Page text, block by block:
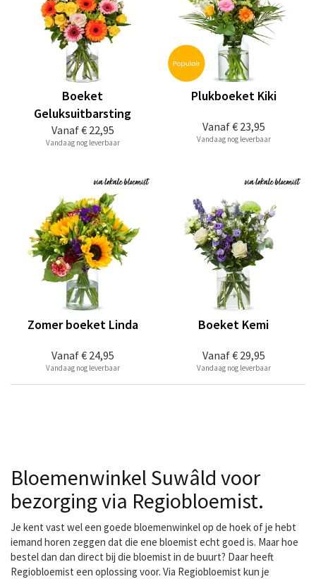
Vanaf€ 22,95
Boeket
Geluksuitbarsting
Vandaag nog leverbaar
Vanaf€ 23,95
Plukboeket Kiki
Vandaag nog leverbaar
Vanaf€ 24,95
Zomer boeket Linda
Vandaag nog leverbaar
Vanaf€ 29,95
Boeket Kemi
Vandaag nog leverbaar
Bloemenwinkel Suwâld voor
bezorging via Regiobloemist.
Je kent vast wel een goede bloemenwinkel op de hoek of je hebt
iemand horen zeggen dat die ene bloemist echt goed is. Maar hoe
bestel dan dan direct bij die bloemist in de buurt? Daar heeft
Regiobloemist een oplossing voor. Via Regiobloemist kun je